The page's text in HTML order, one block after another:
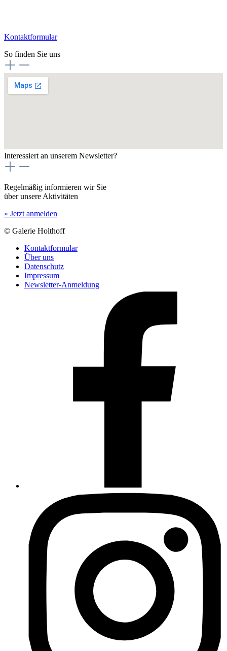
Kontaktformular
So finden Sie uns
Interessiert an unserem Newsletter?
Regelmäßig informieren wir Sie
über unsere Aktivitäten
» Jetzt anmelden
© Galerie Holthoff
Kontaktformular
Über uns
Datenschutz
Impressum
Newsletter-Anmeldung